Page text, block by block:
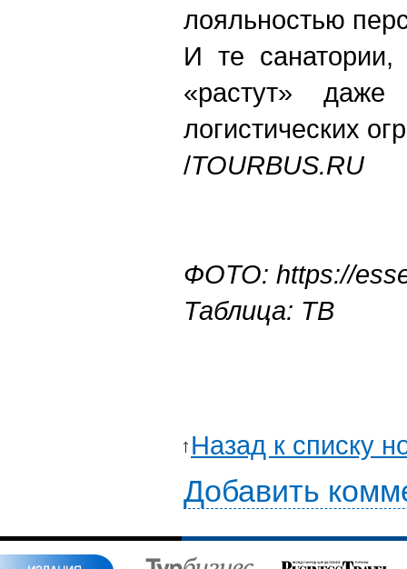
лояльностью
И те санатории,
«растут»
логистических
/TOURBUS.RU
ФОТО: https://
Таблица: ТВ
Назад к списку
Добавить